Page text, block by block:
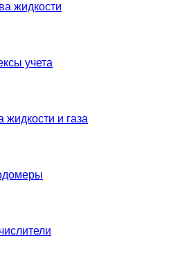
жидкости
учета
жидкости и газа